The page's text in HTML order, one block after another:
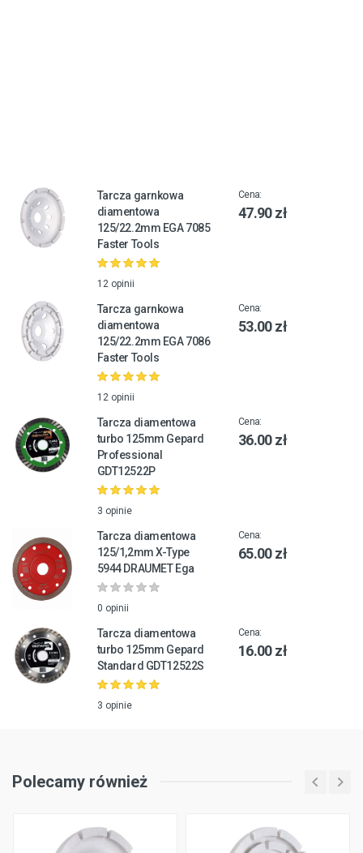
Tarcza garnkowa
diamentowa
125/22.2mm EGA 7085
Faster Tools
12 opinii
Cena:
47.90 zł
Tarcza garnkowa
diamentowa
125/22.2mm EGA 7086
Faster Tools
12 opinii
Cena:
53.00 zł
Tarcza diamentowa
turbo 125mm Gepard
Professional
GDT12522P
3 opinie
Cena:
36.00 zł
Tarcza diamentowa
125/1,2mm X-Type
5944 DRAUMET Ega
0 opinii
Cena:
65.00 zł
Tarcza diamentowa
turbo 125mm Gepard
Standard GDT12522S
3 opinie
Cena:
16.00 zł
Polecamy również